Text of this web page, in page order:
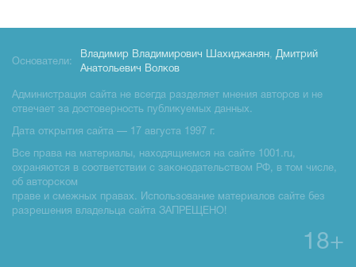
Основатели:
Владимир Владимирович Шахиджанян, Дмитрий
Анатольевич Волков
Администрация сайта не всегда разделяет мнения авторов и не
отвечает за достоверность публикуемых данных.
Дата открытия сайта — 17 августа 1997 г.
Все права на материалы, находящиемся на сайте 1001.ru,
охраняются в соответствии с законодательством РФ, в том числе,
об авторском
праве и смежных правах. Использование материалов сайте без
разрешения владельца сайта ЗАПРЕЩЕНО!
18+